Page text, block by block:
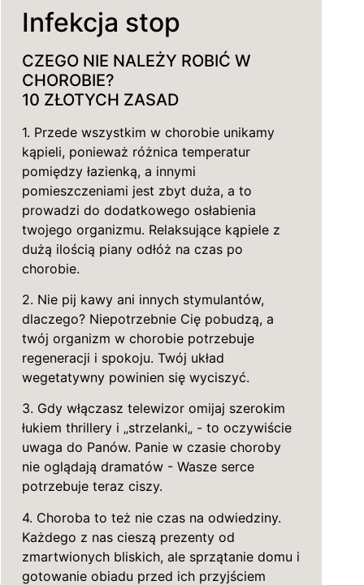
Infekcja stop
CZEGO NIE NALEŻY ROBIĆ W
CHOROBIE?
10 ZŁOTYCH ZASAD
1. Przede wszystkim w chorobie unikamy
kąpieli, ponieważ różnica temperatur
pomiędzy łazienką, a innymi
pomieszczeniami jest zbyt duża, a to
prowadzi do dodatkowego osłabienia
twojego organizmu. Relaksujące kąpiele z
dużą ilością piany odłóż na czas po
chorobie.
2. Nie pij kawy ani innych stymulantów,
dlaczego? Niepotrzebnie Cię pobudzą, a
twój organizm w chorobie potrzebuje
regeneracji i spokoju. Twój układ
wegetatywny powinien się wyciszyć.
3. Gdy włączasz telewizor omijaj szerokim
łukiem thrillery i „strzelanki„ - to oczywiście
uwaga do Panów. Panie w czasie choroby
nie oglądają dramatów - Wasze serce
potrzebuje teraz ciszy.
4. Choroba to też nie czas na odwiedziny.
Każdego z nas cieszą prezenty od
zmartwionych bliskich, ale sprzątanie domu i
gotowanie obiadu przed ich przyjściem